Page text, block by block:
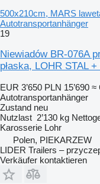
500x210cm, MARS
Autotransportanhänger
19
Niewiadów BR-076A
płaska, LOHR STAL +
EUR 3’650 PLN 15’690 ≈
Autotransportanhänger
Zustand neu
Nutzlast 2’130 kg
Karosserie Lohr
Polen, PIEKARZEW
LIDER Trailers –
Verkäufer kontaktieren